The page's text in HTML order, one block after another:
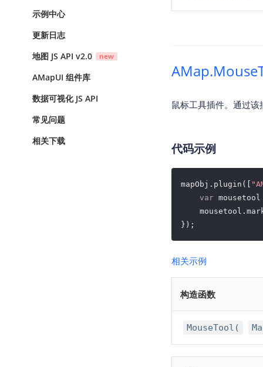
示例中心
更新日志
地图 JS API v2.0
new
AMapUI 组件库
数据可视化 JS API
常见问题
相关下载
鼠标工具插件。通过
代码示例
mapObj.plugin([
var
});
相关示例
构造函数
MouseTool(